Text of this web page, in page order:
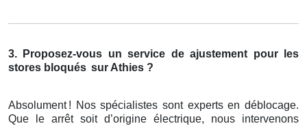
3. Proposez-vous un service de ajustement pour les
stores bloqués sur Athies ?
Absolument ! Nos spécialistes sont experts en déblocage.
Que le arrêt soit d’origine é lectrique, nous intervenons